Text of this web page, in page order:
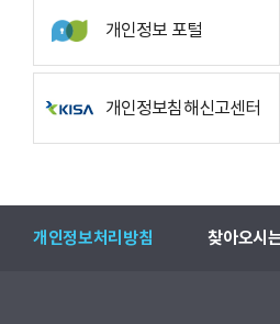
개인정보 포털
개인정보침해신고센터
개인정보처리방침 찾아오시